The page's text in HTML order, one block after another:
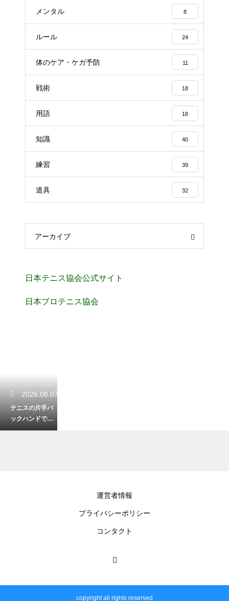
メンタル 8
ルール 24
体のケア・ケガ予防 11
戦術 18
用語 18
知識 40
練習 39
道具 32
アーカイブ
日本テニス協会公式サイト
日本プロテニス協会
2026.08.07
テニスの片手バ
ックハンドでス
ピンを打つかけ
運営者情報
プライバシーポリシー
コンタクト
copyright all rights reserved